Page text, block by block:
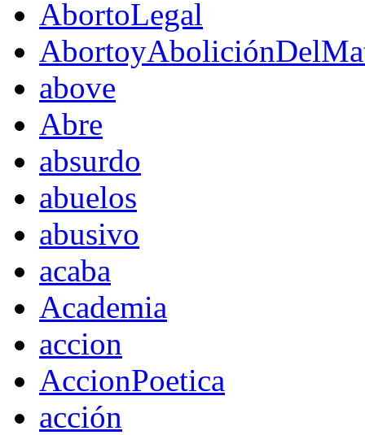
AbortoLegal
above
Abre
absurdo
abuelos
abusivo
acaba
Academia
accion
AccionPoetica
acción